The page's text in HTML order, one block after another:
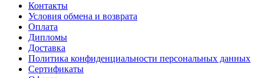
Контакты
Условия обмена и возврата
Оплата
Дипломы
Доставка
Политика конфиденциальности персональных данных
Сертификаты